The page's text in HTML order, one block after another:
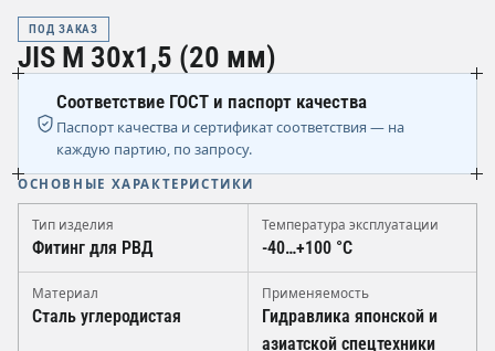
ПОД ЗАКАЗ
JIS М 30х1,5 (20 мм)
Соответствие ГОСТ и паспорт качества
Паспорт качества и сертификат соответствия — на
каждую партию, по запросу.
ОСНОВНЫЕ ХАРАКТЕРИСТИКИ
Тип изделия
Фитинг для РВД
Температура эксплуатации
-40…+100 °C
Материал
Сталь углеродистая
Применяемость
Гидравлика японской и
азиатской спецтехники